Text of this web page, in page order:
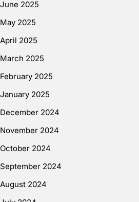
June 2025
May 2025
April 2025
March 2025
February 2025
January 2025
December 2024
November 2024
October 2024
September 2024
August 2024